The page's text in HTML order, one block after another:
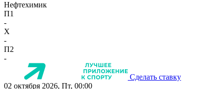
Нефтехимик
П1
-
X
-
П2
-
Сделать ставку
02 октября 2026, Пт, 00:00